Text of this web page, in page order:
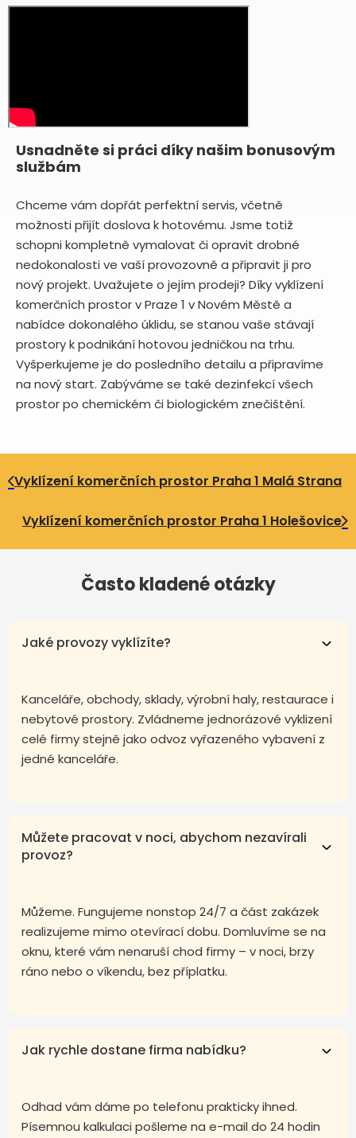
Usnadněte si práci díky našim bonusovým
službám
Chceme vám dopřát perfektní servis, včetně
možnosti přijít doslova k hotovému. Jsme totiž
schopni kompletně vymalovat či opravit drobné
nedokonalosti ve vaší provozovně a připravit ji pro
nový projekt. Uvažujete o jejím prodeji? Díky vyklízení
komerčních prostor v Praze 1 v Novém Městě a
nabídce dokonalého úklidu, se stanou vaše stávají
prostory k podnikání hotovou jedničkou na trhu.
Vyšperkujeme je do posledního detailu a připravíme
na nový start. Zabýváme se také dezinfekcí všech
prostor po chemickém či biologickém znečištění.
Vyklízení komerčních prostor Praha 1 Malá Strana
Vyklízení komerčních prostor Praha 1 Holešovice
Často kladené otázky
Jaké provozy vyklízíte?
Kanceláře, obchody, sklady, výrobní haly, restaurace i
nebytové prostory. Zvládneme jednorázové vyklizení
celé firmy stejně jako odvoz vyřazeného vybavení z
jedné kanceláře.
Můžete pracovat v noci, abychom nezavírali
provoz?
Můžeme. Fungujeme nonstop 24/7 a část zakázek
realizujeme mimo otevírací dobu. Domluvíme se na
oknu, které vám nenaruší chod firmy – v noci, brzy
ráno nebo o víkendu, bez příplatku.
Jak rychle dostane firma nabídku?
Odhad vám dáme po telefonu prakticky ihned.
Písemnou kalkulaci pošleme na e-mail do 24 hodin